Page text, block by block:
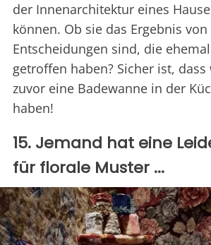
der Innenarchitektur eines
können. Ob sie das Ergebnis
Entscheidungen sind, die
getroffen haben? Sicher ist,
zuvor eine Badewanne in der
haben!
15. Jemand hat eine
für florale Muster ...